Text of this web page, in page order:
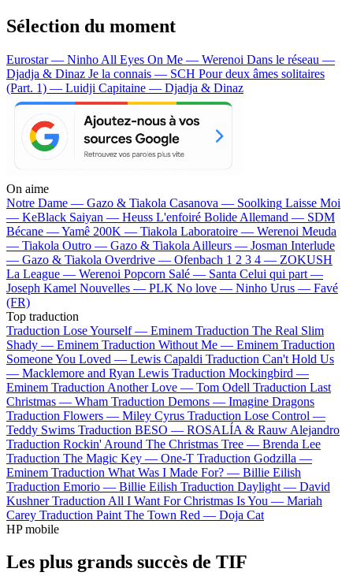
Sélection du moment
Eurostar — Ninho All Eyes On Me — Werenoi Dans le réseau —
Djadja & Dinaz Je la connais — SCH Pour deux âmes solitaires
(Part. 1) — Luidji Capitaine — Djadja & Dinaz
On aime
Notre Dame — Gazo & Tiakola Casanova — Soolking Laisse Moi
— KeBlack Saiyan — Heuss L'enfoiré Bolide Allemand — SDM
Bécane —Yamê 200K — Tiakola Laboratoire — Werenoi Meuda
— Tiakola Outro — Gazo & Tiakola Ailleurs — Josman Interlude
— Gazo & Tiakola Overdrive — Ofenbach 1 2 3 4 — ZOKUSH
La League — Werenoi Popcorn Salé — Santa Celui qui part —
Joseph Kamel Nouvelles — PLK No love — Ninho Urus — Favé
(FR)
Top traduction
Traduction Lose Yourself — Eminem Traduction The Real Slim
Shady — Eminem Traduction Without Me — Eminem Traduction
Someone You Loved — Lewis Capaldi Traduction Can't Hold Us
— Macklemore and Ryan Lewis Traduction Mockingbird —
Eminem Traduction Another Love — Tom Odell Traduction Last
Christmas — Wham Traduction Demons — Imagine Dragons
Traduction Flowers — Miley Cyrus Traduction Lose Control —
Teddy Swims Traduction BESO — ROSALÍA & Rauw Alejandro
Traduction Rockin' Around The Christmas Tree — Brenda Lee
Traduction The Magic Key — One-T Traduction Godzilla —
Eminem Traduction What Was I Made For? — Billie Eilish
Traduction Emorio — Billie Eilish Traduction Daylight — David
Kushner Traduction All I Want For Christmas Is You — Mariah
Carey Traduction Paint The Town Red — Doja Cat
HP mobile
Les plus grands succès de TIF